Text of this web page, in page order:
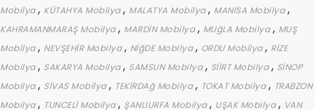
Mobilya, KÜTAHYA Mobilya, MALATYA Mobilya, MANİSA Mobilya,
KAHRAMANMARAŞ Mobilya, MARDİN Mobilya, MUğLA Mobilya, MUŞ
Mobilya, NEVŞEHİR Mobilya, NİğDE Mobilya, ORDU Mobilya, RİZE
Mobilya, SAKARYA Mobilya, SAMSUN Mobilya, SİİRT Mobilya, SİNOP
Mobilya, SİVAS Mobilya, TEKİRDAğ Mobilya, TOKAT Mobilya, TRABZON
Mobilya, TUNCELİ Mobilya, ŞANLIURFA Mobilya, UŞAK Mobilya, VAN